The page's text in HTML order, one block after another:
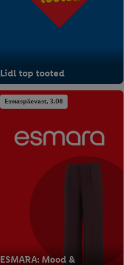
Lidl top tooted
Esmaspäevast, 3.08
ESMARA: Mood &